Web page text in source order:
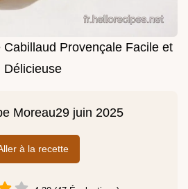
Provençale Facile et
Délicieuse
Moreau29 juin 2025
à la recette